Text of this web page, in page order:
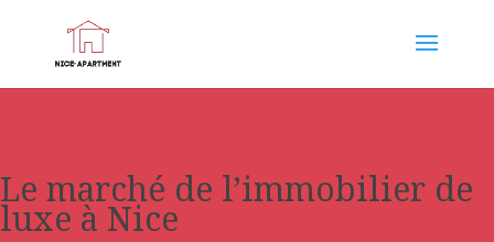
Le marché de l’immobilier de
luxe à Nice